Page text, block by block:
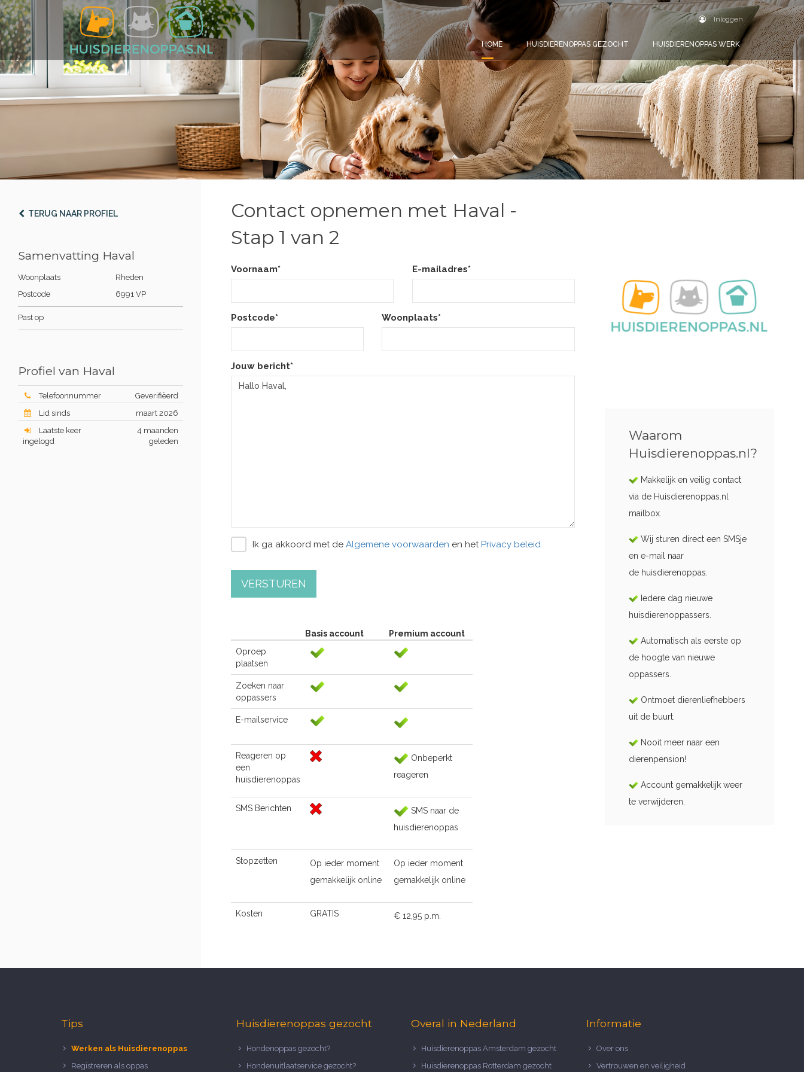
Inloggen
HOME HUISDIERENOPPAS GEZOCHT HUISDIERENOPPAS WERK
TERUG NAAR PROFIEL
Samenvatting Haval
Woonplaats
Rheden
Postcode
6991 VP
Past op
Profiel van Haval
Telefoonnummer
Geverifiëerd
Lid sinds
maart 2026
Laatste keer
ingelogd
4 maanden
geleden
Contact opnemen met Haval -
Stap 1 van 2
Voornaam* E-mailadres*
Postcode* Woonplaats*
Jouw bericht*
Ik ga akkoord met de Algemene voorwaarden en het Privacy beleid
VERSTUREN
Basis account
Premium account
Oproep
plaatsen
Zoeken naar
oppassers
E-mailservice
Reageren op
een
huisdierenoppas
Onbeperkt
reageren
SMS Berichten
SMS naar de
huisdierenoppas
Stopzetten
Op ieder moment
gemakkelijk online
Op ieder moment
gemakkelijk online
Kosten GRATIS € 12,95 p.m.
Waarom
Huisdierenoppas.nl?
Makkelijk en veilig contact
via de Huisdierenoppas.nl
mailbox.
Wij sturen direct een SMSje
en e-mail naar
de huisdierenoppas.
Iedere dag nieuwe
huisdierenoppassers.
Automatisch als eerste op
de hoogte van nieuwe
oppassers.
Ontmoet dierenliefhebbers
uit de buurt.
Nooit meer naar een
dierenpension!
Account gemakkelijk weer
te verwijderen.
Tips
Werken als Huisdierenoppas
Registreren als oppas
Huisdierenoppas gezocht
Hondenoppas gezocht?
Hondenuitlaatservice gezocht?
Overal in Nederland
Huisdierenoppas Amsterdam gezocht
Huisdierenoppas Rotterdam gezocht
Informatie
Over ons
Vertrouwen en veiligheid